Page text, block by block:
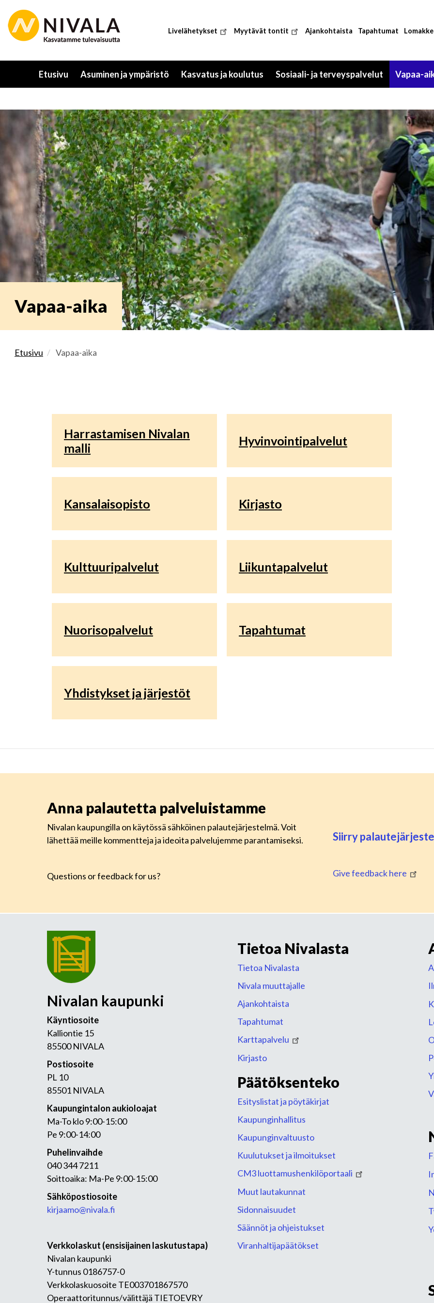
pääsisältöön
Livelähetykset Myytävät tontit Ajankohtaista Tapahtumat
Etusivu Asuminen ja ympäristö
Toggle
Kasvatus ja koulutus
Toggle
Sosiaali- ja terveyspalvelut
Toggle
Vapaa-
Vapaa-aika
Etusivu Vapaa-aika
Harrastamisen Nivalan
malli
Hyvinvointipalvelut
Kansalaisopisto Kirjasto
Kulttuuripalvelut Liikuntapalvelut
Nuorisopalvelut Tapahtumat
Yhdistykset ja järjestöt
Anna palautetta palveluistamme
Nivalan kaupungilla on käytössä sähköinen palautejärjestelmä. Voit
lähettää meille kommentteja ja ideoita palvelujemme parantamiseksi.
Questions or feedback for us?
Siirry
Give feedback here
Nivalan kaupunki
Käyntiosoite
Kalliontie 15
85500 NIVALA
Postiosoite
PL 10
85501 NIVALA
Kaupungintalon aukioloajat
Ma-To klo 9:00-15:00
Pe 9:00-14:00
Puhelinvaihde
040 344 7211
Soittoaika: Ma-Pe 9:00-15:00
Sähköpostiosoite
kirjaamo@nivala.fi
Verkkolaskut (ensisijainen laskutustapa)
Nivalan kaupunki
Y-tunnus 0186757-0
Verkkolaskuosoite TE003701867570
Operaattoritunnus/välittäjä TIETOEVRY
Tietoa Nivalasta
Tietoa Nivalasta
Nivala muuttajalle
Ajankohtaista
Tapahtumat
Karttapalvelu
Kirjasto
Päätöksenteko
Esityslistat ja pöytäkirjat
Kaupunginhallitus
Kaupunginvaltuusto
Kuulutukset ja ilmoitukset
CM3 luottamushenkilöportaali
Muut lautakunnat
Sidonnaisuudet
Säännöt ja ohjeistukset
Viranhaltijapäätökset